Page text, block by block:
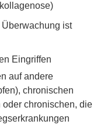
ist
Eingriffen
auf andere
chronischen
chronischen, die